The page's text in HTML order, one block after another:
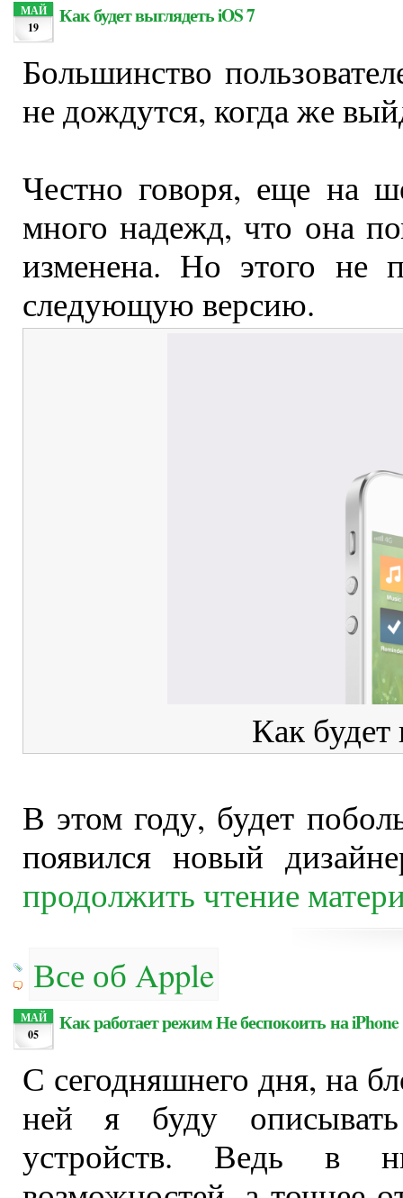
МАЙ
19
Как будет выглядеть iOS 7
Большинство
не дождутся, когда же
Честно говоря, еще на
много надежд, что она
изменена. Но этого не
следующую версию.
Как будет
В этом году, будет
появился новый
продолжить чтение
Все об Apple
МАЙ
05
Как работает режим Не беспокоить на iPhone
С сегодняшнего дня, на
ней я буду
устройств. Ведь в